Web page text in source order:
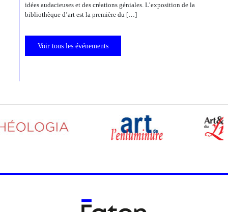
idées audacieuses et des créations géniales. L’exposition de la
bibliothèque d’art est la première du […]
Voir tous les événements